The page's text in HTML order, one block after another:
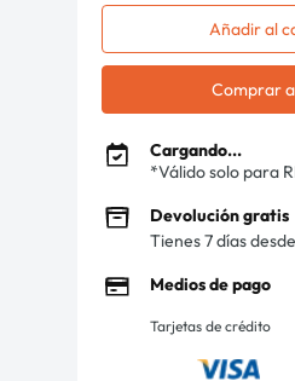
Añadir al
Comprar
Cargando...
*Válido solo para
Devolución gratis
Tienes 7 días
Medios de pago
Tarjetas de crédito